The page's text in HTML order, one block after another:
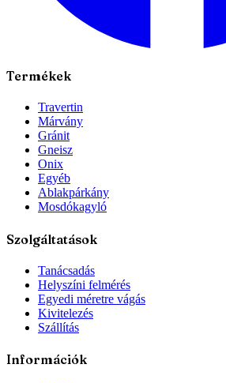
Termékek
Travertin
Márvány
Gránit
Gneisz
Onix
Egyéb
Ablakpárkány
Mosdókagyló
Szolgáltatások
Tanácsadás
Helyszíni felmérés
Egyedi méretre vágás
Kivitelezés
Szállítás
Információk